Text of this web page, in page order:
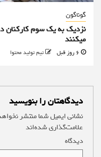
گوناگون
نزدیک به یک سوم کارکنان
میکنند
تیم تولید محتوا
دیدگاهتان را بنویسید
نشانی ایمیل شما منتشر
علامت‌گذاری شده‌اند
دیدگاه